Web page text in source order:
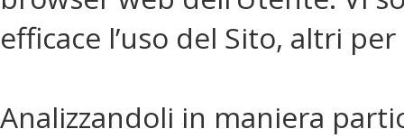
efficace l’uso del Sito, altri
Analizzandoli in maniera